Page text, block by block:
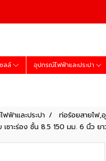
ลล์ อุปกรณ์ไฟฟ้าและประปา
ฟ้าและประปา ท่อร้อยสายไฟ
ซาะร่อง ชั้น 8.5 150 มม. 6 นิ้ว ย